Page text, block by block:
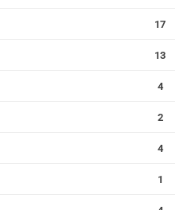
17
13
4
2
4
1